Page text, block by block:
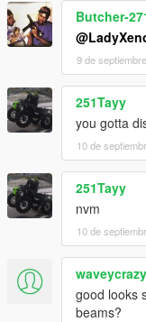
Butcher-
9 de
251Tayy
you gotta
10 de
251Tayy
nvm
10 de
waveycrazy
good looks
beams?